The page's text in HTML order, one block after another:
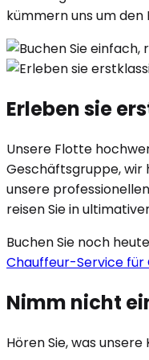
kümmern uns um den
Erleben sie
Unsere Flotte
Geschäftsgruppe, wir
unsere
reisen Sie in
Buchen Sie noch
Chauffeur-Service für
Nimm nicht
Hören Sie, was